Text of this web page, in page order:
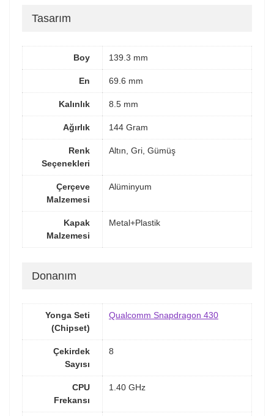
Tasarım
Boy 139.3 mm
En 69.6 mm
Kalınlık 8.5 mm
Ağırlık 144 Gram
Renk
Seçenekleri
Altın, Gri, Gümüş
Çerçeve
Malzemesi
Alüminyum
Kapak
Malzemesi
Metal+Plastik
Donanım
Yonga Seti
(Chipset)
Qualcomm Snapdragon 430
Çekirdek
Sayısı
8
CPU
Frekansı
1.40 GHz